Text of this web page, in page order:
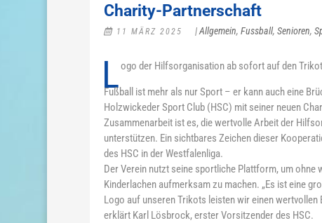
Charity-Partnerschaft
11 MÄRZ 2025 |Allgemein, Fussball, Senioren,
Logo der Hilfsorganisation ab sofort auf den
Fußball ist mehr als nur Sport – er kann auch eine
Holzwickeder Sport Club (HSC) mit seiner neuen
Zusammenarbeit ist es, die wertvolle Arbeit der
unterstützen. Ein sichtbares Zeichen dieser
des HSC in der Westfalenliga.
Der Verein nutzt seine sportliche Plattform, um
Kinderlachen aufmerksam zu machen. „Es ist eine
Logo auf unseren Trikots leisten wir einen wertvollen
erklärt Karl Lösbrock, erster Vorsitzender des HSC.